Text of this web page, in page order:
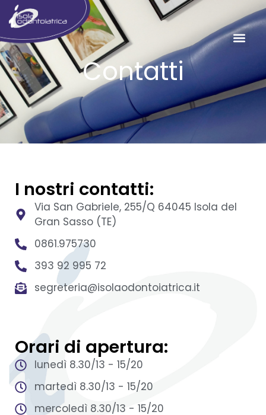
Contatti
I nostri contatti:
Via San Gabriele, 255/Q 64045 Isola del
Gran Sasso (TE)
0861.975730
393 92 995 72
segreteria@isolaodontoiatrica.it
Orari di apertura:
lunedì 8.30/13 - 15/20
martedì 8.30/13 - 15/20
mercoledì 8.30/13 - 15/20